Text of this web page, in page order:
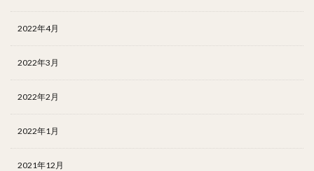
2022年4月
2022年3月
2022年2月
2022年1月
2021年12月